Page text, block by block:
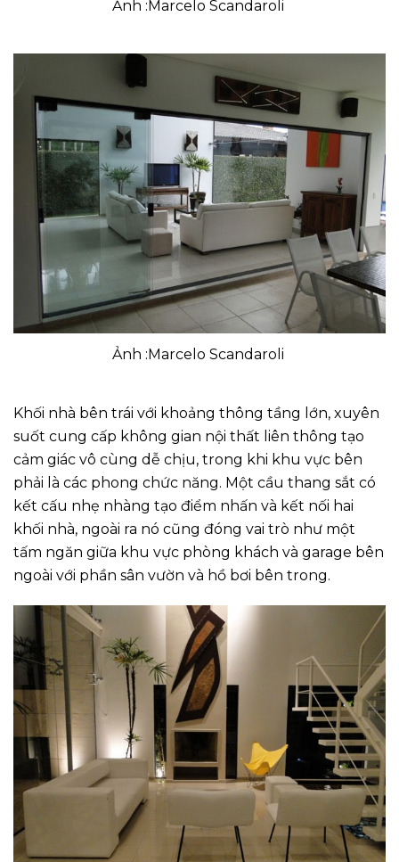
Ảnh :Marcelo Scandaroli
Ảnh :Marcelo Scandaroli
Khối nhà bên trái với khoảng thông tầng lớn, xuyên
suốt cung cấp không gian nội thất liên thông tạo
cảm giác vô cùng dễ chịu, trong khi khu vực bên
phải là các phong chức năng. Một cầu thang sắt có
kết cấu nhẹ nhàng tạo điểm nhấn và kết nối hai
khối nhà, ngoài ra nó cũng đóng vai trò như một
tấm ngăn giữa khu vực phòng khách và garage bên
ngoài với phần sân vườn và hồ bơi bên trong.